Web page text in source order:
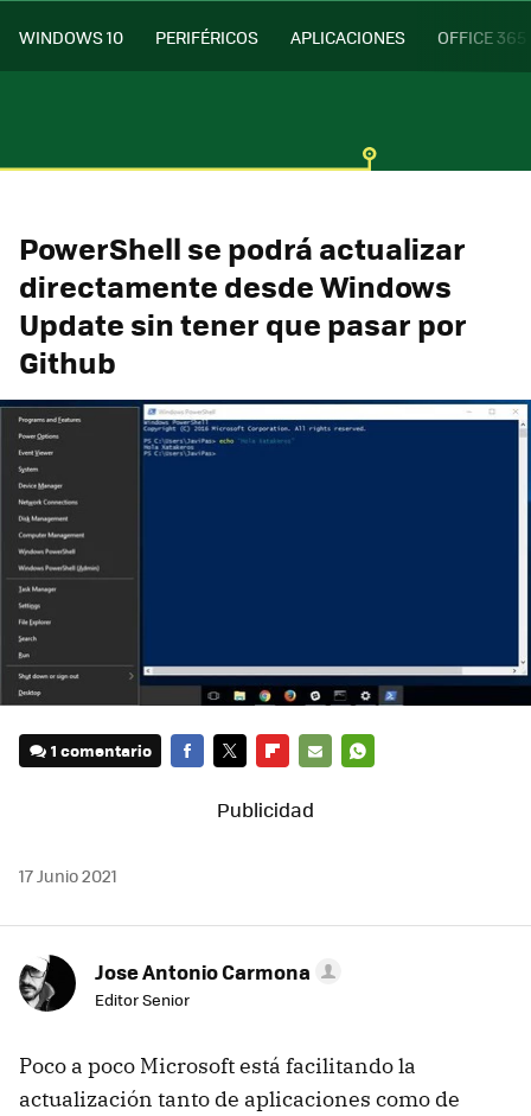
WINDOWS 10 PERIFÉRICOS APLICACIONES OFFICE 365
PowerShell se podrá actualizar
directamente desde Windows
Update sin tener que pasar por
Github
1 comentario
MAIL
17 Junio 2021
Jose Antonio Carmona
Editor Senior
Poco a poco Microsoft está facilitando la
actualización tanto de aplicaciones como de